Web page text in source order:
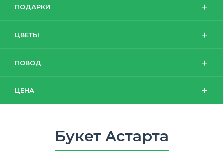
ПОДАРКИ
ЦВЕТЫ
ПОВОД
ЦЕНА
Букет Астарта